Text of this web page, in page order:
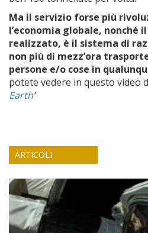
Ma il servizio forse più
l’economia globale, nonché
realizzato, è il sistema di
non più di mezz’ora
persone e/o cose in
potete vedere in questo video
Earth’
ARTICOLI